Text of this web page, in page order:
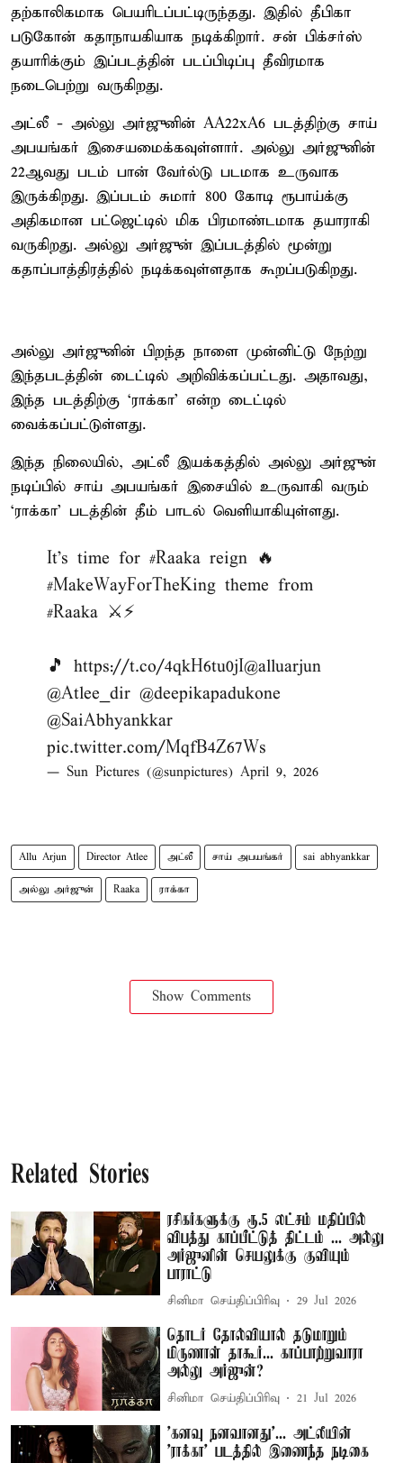
தற்காலிகமாக பெயரிடப்பட்டிருந்தது. இதில் தீபிகா
படுகோன் கதாநாயகியாக நடிக்கிறார். சன் பிக்சர்ஸ்
தயாரிக்கும் இப்படத்தின் படப்பிடிப்பு தீவிரமாக
நடைபெற்று வருகிறது.
அட்லீ - அல்லு அர்ஜுனின் AA22xA6 படத்திற்கு சாய்
அபயங்கர் இசையமைக்கவுள்ளார். அல்லு அர்ஜுனின்
22ஆவது படம் பான் வேர்ல்டு படமாக உருவாக
இருக்கிறது. இப்படம் சுமார் 800 கோடி ரூபாய்க்கு
அதிகமான பட்ஜெட்டில் மிக பிரமாண்டமாக தயாராகி
வருகிறது. அல்லு அர்ஜுன் இப்படத்தில் மூன்று
கதாப்பாத்திரத்தில் நடிக்கவுள்ளதாக கூறப்படுகிறது.
அல்லு அர்ஜுனின் பிறந்த நாளை முன்னிட்டு நேற்று
இந்தபடத்தின் டைட்டில் அறிவிக்கப்பட்டது. அதாவது,
இந்த படத்திற்கு ‘ராக்கா’ என்ற டைட்டில்
வைக்கப்பட்டுள்ளது.
இந்த நிலையில், அட்லீ இயக்கத்தில் அல்லு அர்ஜுன்
நடிப்பில் சாய் அபயங்கர் இசையில் உருவாகி வரும்
‘ராக்கா’ படத்தின் தீம் பாடல் வெளியாகியுள்ளது.
It's time for #Raaka reign 🔥
#MakeWayForTheKing theme from
#Raaka ⚔️⚡
🎵 https://t.co/4qkH6tu0jI@alluarjun
@Atlee_dir @deepikapadukone
@SaiAbhyankkar
pic.twitter.com/MqfB4Z67Ws
— Sun Pictures (@sunpictures) April 9, 2026
Allu Arjun Director Atlee அட்லீ சாய் அபயங்கர் sai abhyankkar
அல்லு அர்ஜுன் Raaka ராக்கா
Show Comments
Related Stories
ரசிகர்களுக்கு ரூ.5 லட்சம் மதிப்பில்
விபத்து காப்பீட்டுத் திட்டம் ... அல்லு
அர்ஜுனின் செயலுக்கு குவியும்
பாராட்டு
சினிமா செய்திப்பிரிவு 29 Jul 2026
தொடர் தோல்வியால் தடுமாறும்
மிருணாள் தாகூர்... காப்பாற்றுவாரா
அல்லு அர்ஜுன்?
சினிமா செய்திப்பிரிவு 21 Jul 2026
’கனவு நனவானது’... அட்லீயின்
'ராக்கா' படத்தில் இணைந்த நடிகை